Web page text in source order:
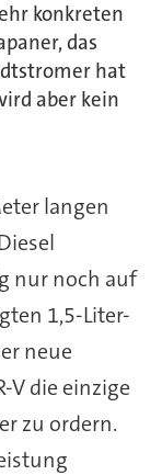
konkreten
das
hat
aber kein
langen
nur noch auf
1,5-Liter-
neue
V die einzige
zu ordern.